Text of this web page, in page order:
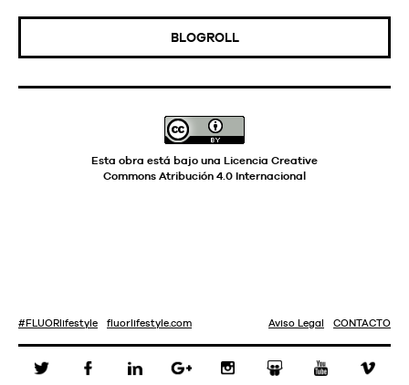
BLOGROLL
Esta obra está bajo una Licencia Creative
Commons Atribución 4.0 Internacional
#FLUOR ifesty e f uor ifesty e.com CONTACTO
Aviso Lega